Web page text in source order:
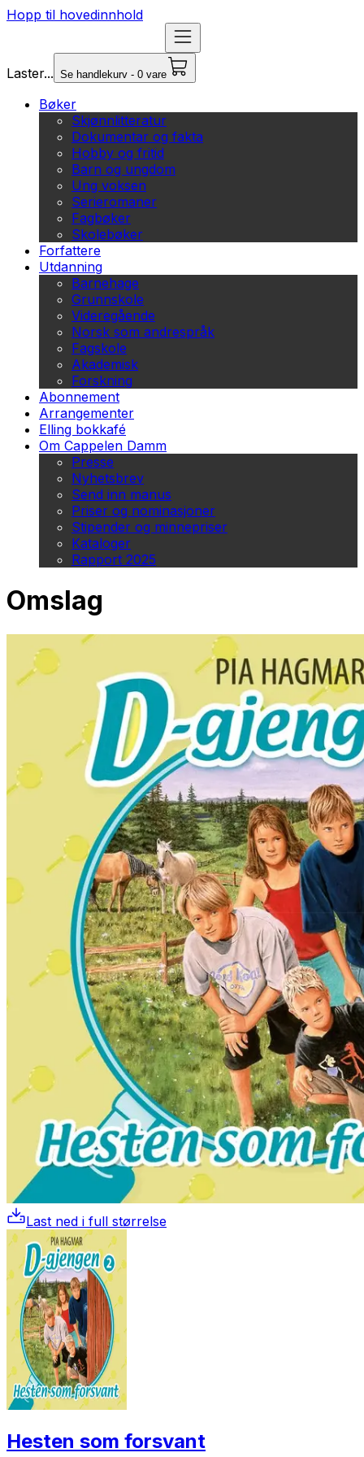
Hopp til hovedinnhold
Laster... Se handlekurv - 0 vare
Bøker
Skjønnlitteratur
Dokumentar og fakta
Hobby og fritid
Barn og ungdom
Ung voksen
Serieromaner
Fagbøker
Skolebøker
Forfattere
Utdanning
Barnehage
Grunnskole
Videregående
Norsk som andrespråk
Fagskole
Akademisk
Forskning
Abonnement
Arrangementer
Elling bokkafé
Om Cappelen Damm
Presse
Nyhetsbrev
Send inn manus
Priser og nominasjoner
Stipender og minnepriser
Kataloger
Rapport 2025
Omslag
Last ned i full størrelse
Hesten som forsvant